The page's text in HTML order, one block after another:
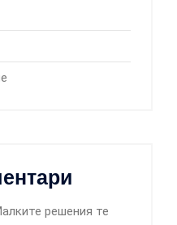
решения те